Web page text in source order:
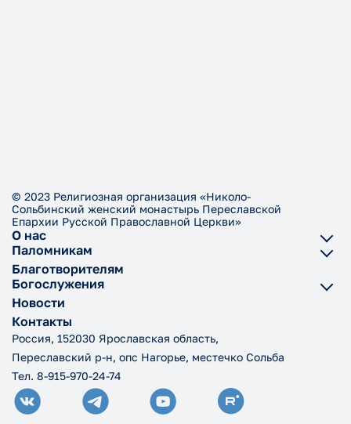
© 2023 Религиозная организация «Николо-
Сольбинский женский монастырь Переславской
Епархии Русской Православной Церкви»
О нас
Паломникам
Благотворителям
Богослужения
Новости
Контакты
Россия, 152030 Ярославская область,
Переславский р-н, опс Нагорье, местечко Сольба
Тел. 8-915-970-24-74